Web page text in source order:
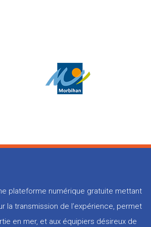
plateforme numérique gratuite mettant
la transmission de l’expérience, permet
en mer, et aux équipiers désireux de